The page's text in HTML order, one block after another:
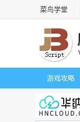
菜鸟学堂
游戏攻略